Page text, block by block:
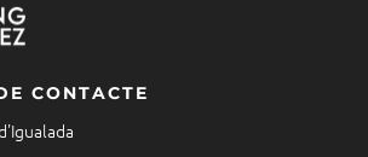
CONTACTE